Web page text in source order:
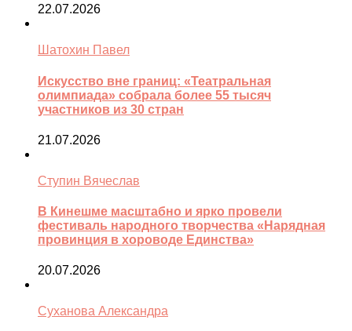
22.07.2026
Шатохин Павел
Искусство вне границ: «Театральная
олимпиада» собрала более 55 тысяч
участников из 30 стран
21.07.2026
Ступин Вячеслав
В Кинешме масштабно и ярко провели
фестиваль народного творчества «Нарядная
провинция в хороводе Единства»
20.07.2026
Суханова Александра